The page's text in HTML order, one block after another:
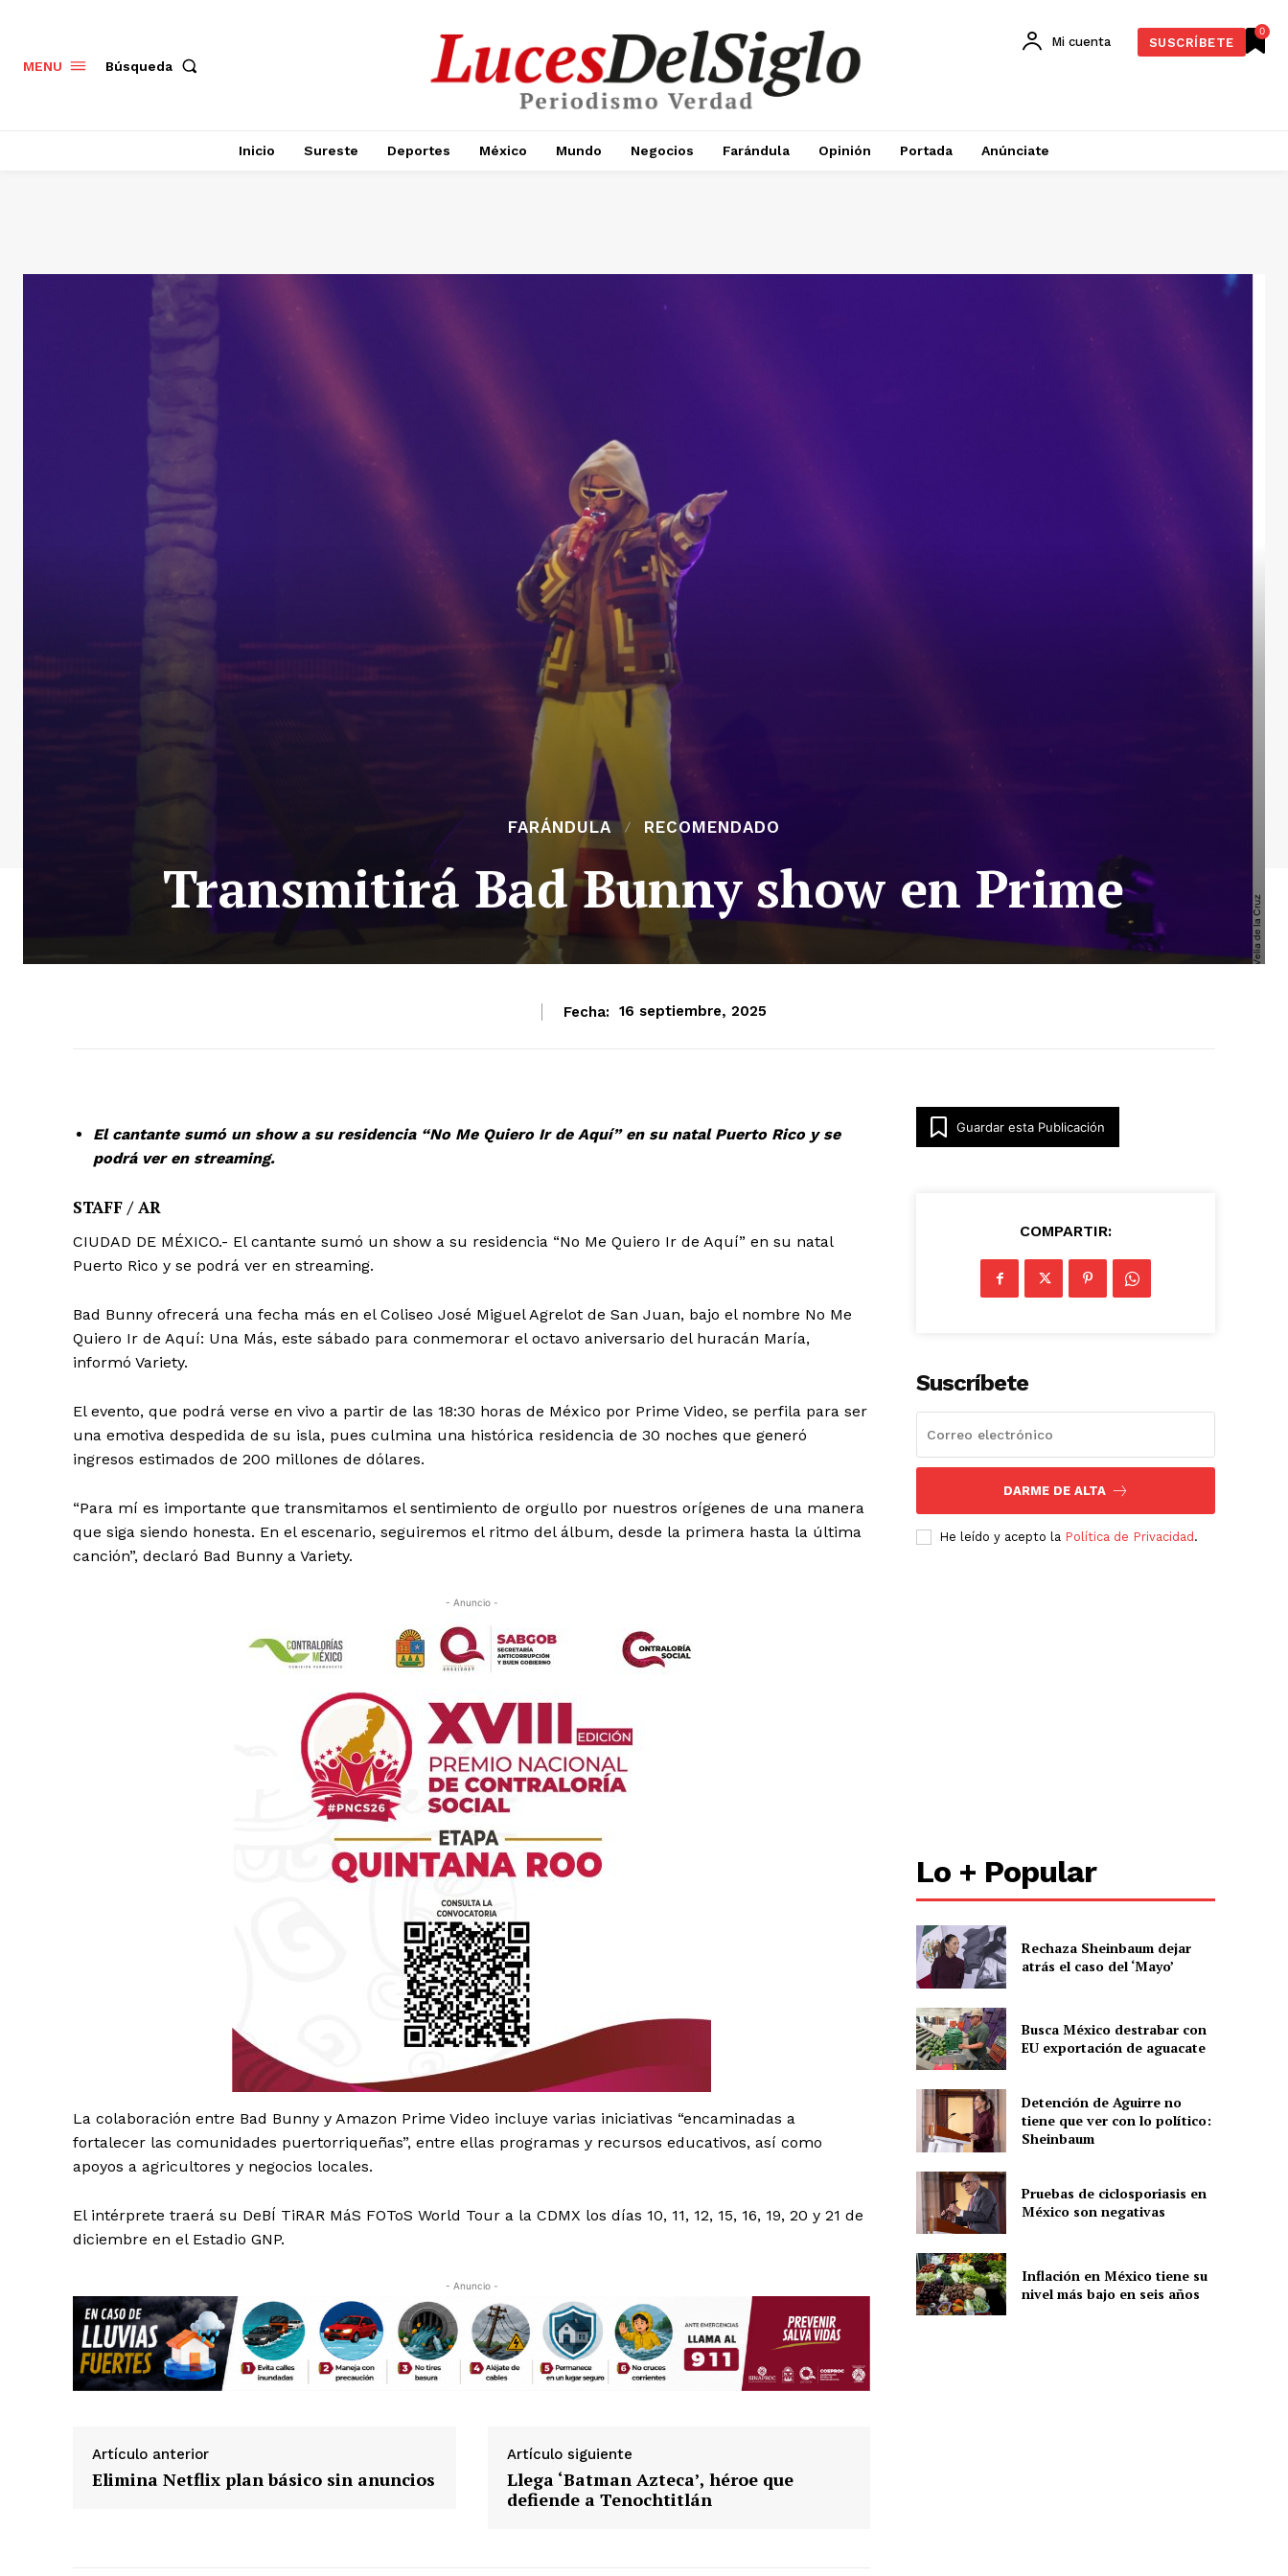
Luces
Del Siglo
SUSCRÍBETE AHORA
Nosotros
Contacto
Política de privacidad
Información Propietaria / Financiación
MENU Búsqueda
0
Mi cuenta SUSCRÍBETE
Inicio Sureste Deportes México Mundo Negocios Farándula Opinión Portada Anúnciate
FARÁNDULA RECOMENDADO
Transmitirá Bad Bunny show en Prime
Fecha: 16 septiembre, 2025
El cantante sumó un show a su residencia “No Me Quiero Ir de Aquí” en su natal Puerto Rico y se
podrá ver en streaming.
STAFF / AR
CIUDAD DE MÉXICO.- El cantante sumó un show a su residencia “No Me Quiero Ir de Aquí” en su natal
Puerto Rico y se podrá ver en streaming.
Bad Bunny ofrecerá una fecha más en el Coliseo José Miguel Agrelot de San Juan, bajo el nombre No Me
Quiero Ir de Aquí: Una Más, este sábado para conmemorar el octavo aniversario del huracán María,
informó Variety.
El evento, que podrá verse en vivo a partir de las 18:30 horas de México por Prime Video, se perfila para ser
una emotiva despedida de su isla, pues culmina una histórica residencia de 30 noches que generó
ingresos estimados de 200 millones de dólares.
“Para mí es importante que transmitamos el sentimiento de orgullo por nuestros orígenes de una manera
que siga siendo honesta. En el escenario, seguiremos el ritmo del álbum, desde la primera hasta la última
canción”, declaró Bad Bunny a Variety.
- Anuncio -
La colaboración entre Bad Bunny y Amazon Prime Video incluye varias iniciativas “encaminadas a
fortalecer las comunidades puertorriqueñas”, entre ellas programas y recursos educativos, así como
apoyos a agricultores y negocios locales.
El intérprete traerá su DeBÍ TiRAR MáS FOToS World Tour a la CDMX los días 10, 11, 12, 15, 16, 19, 20 y 21 de
diciembre en el Estadio GNP.
- Anuncio -
Artículo anterior
Elimina Netflix plan básico sin anuncios
Artículo siguiente
Llega ‘Batman Azteca’, héroe que
defiende a Tenochtitlán
Guardar esta Publicación
COMPARTIR:
Suscríbete
DARME DE ALTA
He leído y acepto la Política de Privacidad .
Lo + Popular
Rechaza Sheinbaum dejar
atrás el caso del ‘Mayo’
Busca México destrabar con
EU exportación de aguacate
Detención de Aguirre no
tiene que ver con lo político:
Sheinbaum
Pruebas de ciclosporiasis en
México son negativas
Inflación en México tiene su
nivel más bajo en seis años